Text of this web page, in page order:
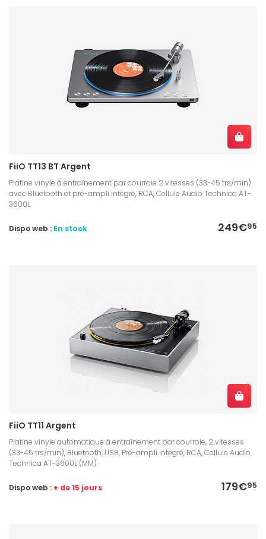
FiiO TT13 BT Argent
Platine vinyle à entraînement par courroie 2 vitesses (33-45 trs/min)
avec Bluetooth et pré-ampli intégré, RCA, Cellule Audio Technica AT-
3600L
249€95
Dispo web : En stock
FiiO TT11 Argent
Platine vinyle automatique à entraînement par courroie, 2 vitesses
(33-45 trs/min), Bluetooth, USB, Pré-ampli intégré, RCA, Cellule Audio
Technica AT-3600L (MM)
179€95
Dispo web : + de 15 jours